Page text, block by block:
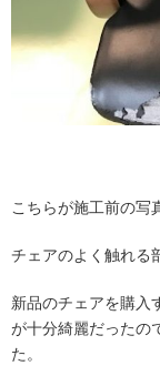
こちらが施工前の写
チェアのよく触れる
新品のチェアを購入
が十分綺麗だったの
た。